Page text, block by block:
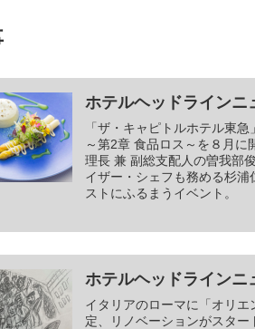
ホテルヘッドラインニ
「ザ・キャピトルホテル東
～第2章 食品ロス～を８月
理長 兼 副総支配人の曽我部
イザー・シェフも務める杉
ストにふるまうイベント。
ホテルヘッドラインニ
イタリアのローマに「オリ
定、リノベーションがスター